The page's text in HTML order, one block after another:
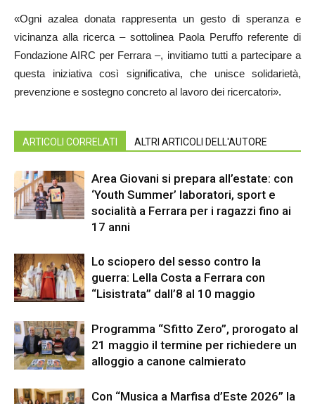
«Ogni azalea donata rappresenta un gesto di speranza e
vicinanza alla ricerca – sottolinea Paola Peruffo referente di
Fondazione AIRC per Ferrara –, invitiamo tutti a partecipare a
questa iniziativa così significativa, che unisce solidarietà,
prevenzione e sostegno concreto al lavoro dei ricercatori».
ARTICOLI CORRELATI ALTRI ARTICOLI DELL'AUTORE
Area Giovani si prepara all’estate: con
‘Youth Summer’ laboratori, sport e
socialità a Ferrara per i ragazzi fino ai
17 anni
Lo sciopero del sesso contro la
guerra: Lella Costa a Ferrara con
“Lisistrata” dall’8 al 10 maggio
Programma “Sfitto Zero”, prorogato al
21 maggio il termine per richiedere un
alloggio a canone calmierato
Con “Musica a Marfisa d’Este 2026” la